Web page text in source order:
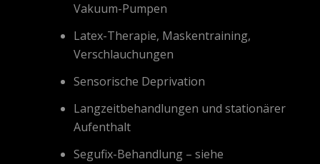
Vakuum-Pumpen
Latex-Therapie, Maskentraining,
Verschlauchungen
Sensorische Deprivation
Langzeitbehandlungen und stationärer
Aufenthalt
Segufix-Behandlung – siehe